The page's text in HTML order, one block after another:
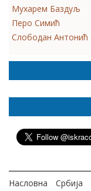
Мухарем Баздуљ
Перо Симић
Слободан Антонић
Насловна Србија